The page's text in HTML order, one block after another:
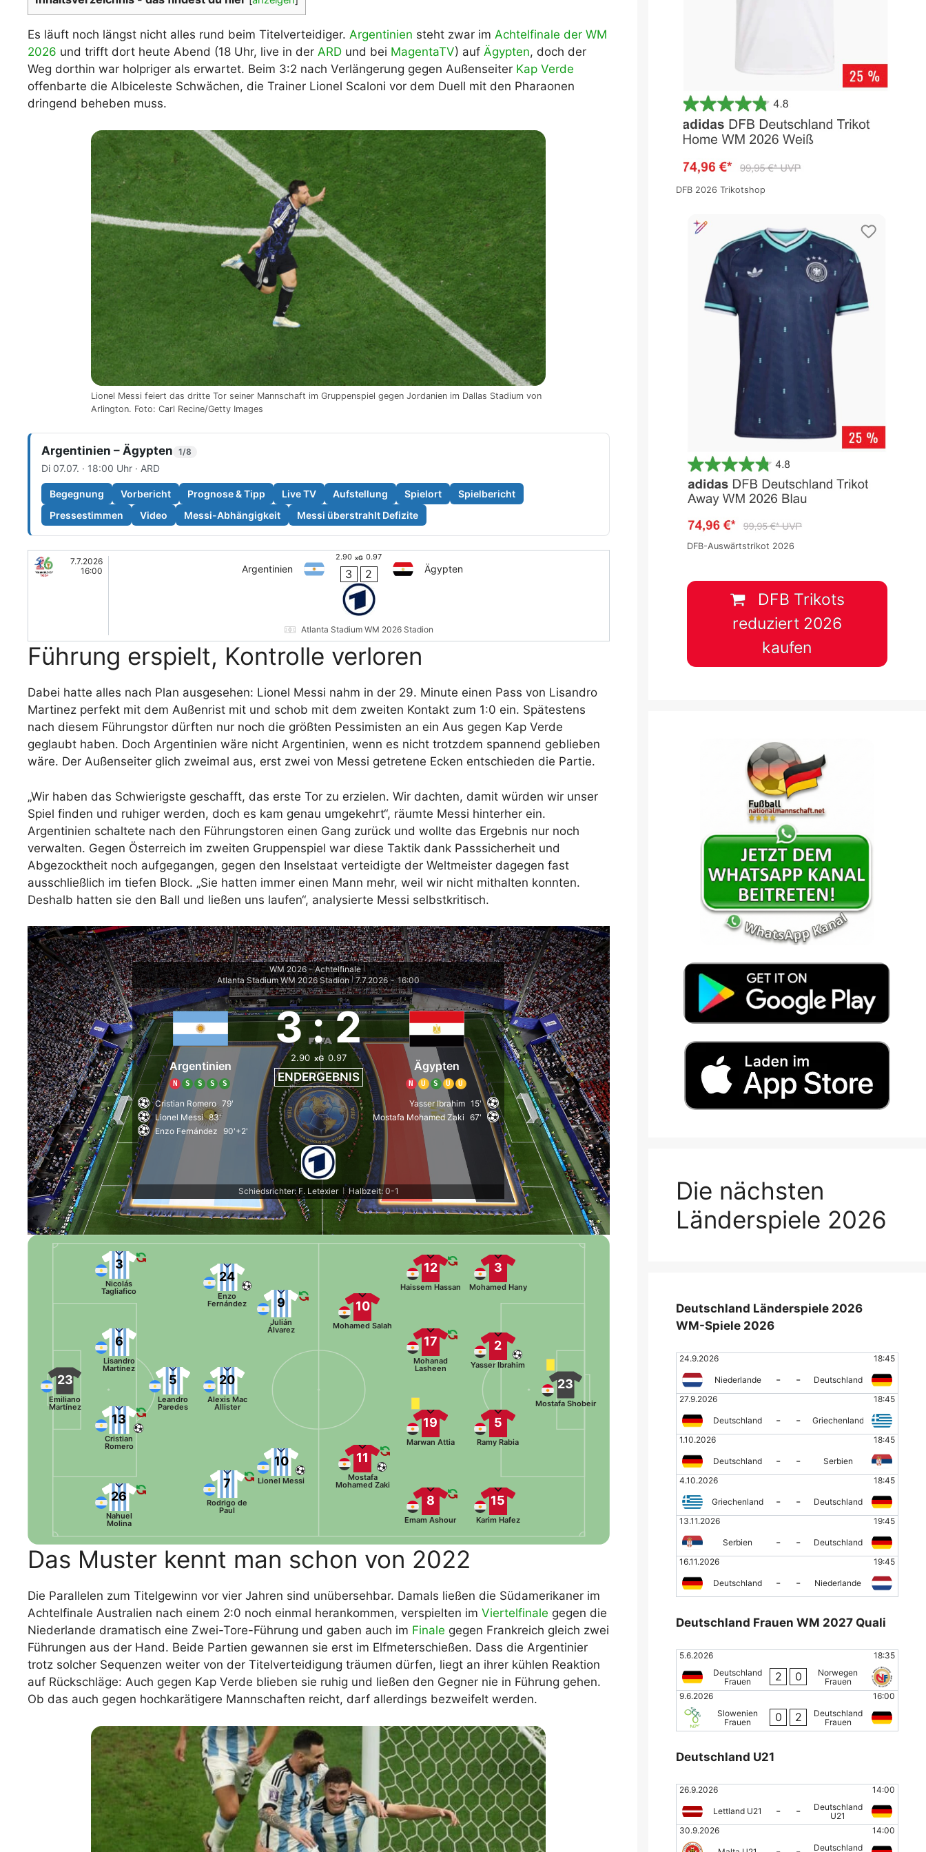
WM 2026 Spielplan Excel – kostenlos
downloaden & automatisch ausfüllen
Es läuft noch längst nicht alles rund beim Titelverteidiger. Argentinien steht zwar im Achtelfinale der WM
2026 und trifft dort heute Abend (18 Uhr, live in der ARD und bei MagentaTV) auf Ägypten, doch der
Weg dorthin war holpriger als erwartet. Beim 3:2 nach Verlängerung gegen Außenseiter Kap Verde
offenbarte die Albiceleste Schwächen, die Trainer Lionel Scaloni vor dem Duell mit den Pharaonen
dringend beheben muss.
Lionel Messi feiert das dritte Tor seiner Mannschaft im Gruppenspiel gegen Jordanien im Dallas Stadium von
Arlington. Foto: Carl Recine/Getty Images
Argentinien – Ägypten 1/8
Di 07.07. · 18:00 Uhr · ARD
Begegnung Vorbericht Prognose & Tipp Live TV Aufstellung Spielort
Spielbericht
Pressestimmen
Video Messi-Abhängigkeit Messi überstrahlt Defizite
7.7.2026
16:00
Argentinien
2.90 xG 0.97
3 2 Ägypten
Atlanta Stadium WM 2026 Stadion
Führung erspielt, Kontrolle verloren
Dabei hatte alles nach Plan ausgesehen: Lionel Messi nahm in der 29. Minute einen Pass von Lisandro
Martinez perfekt mit dem Außenrist mit und schob mit dem zweiten Kontakt zum 1:0 ein. Spätestens
nach diesem Führungstor dürften nur noch die größten Pessimisten an ein Aus gegen Kap Verde
geglaubt haben. Doch Argentinien wäre nicht Argentinien, wenn es nicht trotzdem spannend geblieben
wäre. Der Außenseiter glich zweimal aus, erst zwei von Messi getretene Ecken entschieden die Partie.
„Wir haben das Schwierigste geschafft, das erste Tor zu erzielen. Wir dachten, damit würden wir unser
Spiel finden und ruhiger werden, doch es kam genau umgekehrt“, räumte Messi hinterher ein.
Argentinien schaltete nach den Führungstoren einen Gang zurück und wollte das Ergebnis nur noch
verwalten. Gegen Österreich im zweiten Gruppenspiel war diese Taktik dank Passsicherheit und
Abgezocktheit noch aufgegangen, gegen den Inselstaat verteidigte der Weltmeister dagegen fast
ausschließlich im tiefen Block. „Sie hatten immer einen Mann mehr, weil wir nicht mithalten konnten.
Deshalb hatten sie den Ball und ließen uns laufen“, analysierte Messi selbstkritisch.
WM 2026 - Achtelfinale |
Atlanta Stadium WM 2026 Stadion | 7.7.2026 - 16:00
Argentinien
N S S S S
3:2
2.90 xG 0.97
ENDERGEBNIS
Ägypten
N U S U U
Cristian Romero 79'
Lionel Messi 83'
Enzo Fernández
90'+2'
Yasser Ibrahim 15'
Mostafa Mohamed Zaki
67'
Schiedsrichter: F. Letexier | Halbzeit: 0-1
23
Emiliano
Martínez
3
Nicolás
Tagliafico
6
Lisandro
Martínez
13
Cristian
Romero
26
Nahuel
Molina
5
Leandro
Paredes
24
Enzo
Fernández
20
Alexis Mac
Allister
7
Rodrigo de
Paul
9
Julián
Álvarez
10
Lionel Messi
23
Mostafa Shobeir
15
Karim Hafez
5
Ramy Rabia
2
Yasser Ibrahim
3
Mohamed Hany
8
Emam Ashour
19
Marwan Attia
17
Mohanad
Lasheen
12
Haissem Hassan
11
Mostafa
Mohamed Zaki
10
Mohamed Salah
Das Muster kennt man schon von 2022
Die Parallelen zum Titelgewinn vor vier Jahren sind unübersehbar. Damals ließen die Südamerikaner im
Achtelfinale Australien nach einem 2:0 noch einmal herankommen, verspielten im Viertelfinale gegen die
Niederlande dramatisch eine Zwei-Tore-Führung und gaben auch im Finale gegen Frankreich gleich zwei
Führungen aus der Hand. Beide Partien gewannen sie erst im Elfmeterschießen. Dass die Argentinier
trotz solcher Sequenzen weiter von der Titelverteidigung träumen dürfen, liegt an ihrer kühlen Reaktion
auf Rückschläge: Auch gegen Kap Verde blieben sie ruhig und ließen den Gegner nie in Führung gehen.
Ob das auch gegen hochkarätigere Mannschaften reicht, darf allerdings bezweifelt werden.
DFB 2026 Trikotshop
DFB-Auswärtstrikot 2026
DFB Trikots
reduziert 2026
kaufen
Die nächsten
Länderspiele 2026
Deutschland Länderspiele 2026
WM-Spiele 2026
24.9.2026 18:45
Niederlande - -
Deutschland
27.9.2026
18:45
Deutschland - -
Griechenland
1.10.2026
18:45
Deutschland - -
Serbien
4.10.2026
18:45
Griechenland - -
Deutschland
13.11.2026
19:45
Serbien - -
Deutschland
16.11.2026
19:45
Deutschland - - Niederlande
Deutschland Frauen WM 2027 Quali
5.6.2026
18:35
Deutschland
Frauen
2 0
Norwegen
Frauen
9.6.2026
16:00
Slowenien
Frauen
0 2
Deutschland
Frauen
Deutschland U21
26.9.2026 14:00
Lettland U21 - -
Deutschland
U21
30.9.2026
14:00
Deutschland